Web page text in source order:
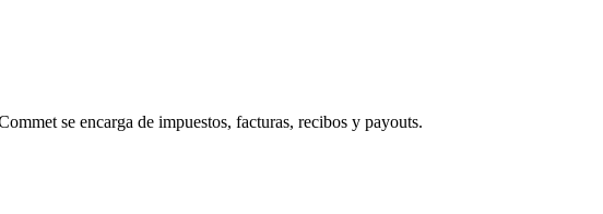
se encarga de impuestos, facturas, recibos y payouts.